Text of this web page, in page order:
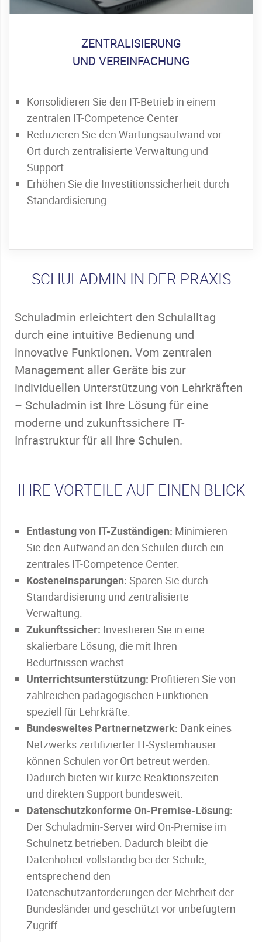
ZENTRALISIERUNG
UND VEREINFACHUNG
Konsolidieren Sie den IT-Betrieb in einem
zentralen IT-Competence Center
Reduzieren Sie den Wartungsaufwand vor
Ort durch zentralisierte Verwaltung und
Support
Erhöhen Sie die Investitionssicherheit durch
Standardisierung
SCHULADMIN IN DER PRAXIS
Schuladmin erleichtert den Schulalltag
durch eine intuitive Bedienung und
innovative Funktionen. Vom zentralen
Management aller Geräte bis zur
individuellen Unterstützung von Lehrkräften
– Schuladmin ist Ihre Lösung für eine
moderne und zukunftssichere IT-
Infrastruktur für all Ihre Schulen.
IHRE VORTEILE AUF EINEN BLICK
Entlastung von IT-Zuständigen: Minimieren
Sie den Aufwand an den Schulen durch ein
zentrales IT-Competence Center.
Kosteneinsparungen: Sparen Sie durch
Standardisierung und zentralisierte
Verwaltung.
Zukunftssicher: Investieren Sie in eine
skalierbare Lösung, die mit Ihren
Bedürfnissen wächst.
Unterrichtsunterstützung: Profitieren Sie von
zahlreichen pädagogischen Funktionen
speziell für Lehrkräfte.
Bundesweites Partnernetzwerk: Dank eines
Netzwerks zertifizierter IT-Systemhäuser
können Schulen vor Ort betreut werden.
Dadurch bieten wir kurze Reaktionszeiten
und direkten Support bundesweit.
Datenschutzkonforme On-Premise-Lösung:
Der Schuladmin-Server wird On-Premise im
Schulnetz betrieben. Dadurch bleibt die
Datenhoheit vollständig bei der Schule,
entsprechend den
Datenschutzanforderungen der Mehrheit der
Bundesländer und geschützt vor unbefugtem
Zugriff.